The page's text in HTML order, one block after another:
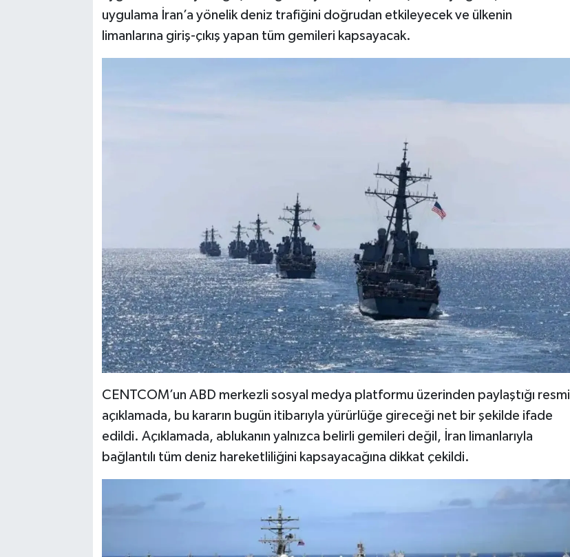
uygulama İran’a yönelik deniz trafiğini doğrudan etkileyecek ve ülkenin
limanlarına giriş-çıkış yapan tüm gemileri kapsayacak.
CENTCOM’un ABD merkezli sosyal medya platformu üzerinden paylaştığı resmi
açıklamada, bu kararın bugün itibarıyla yürürlüğe gireceği net bir şekilde ifade
edildi. Açıklamada, ablukanın yalnızca belirli gemileri değil, İran limanlarıyla
bağlantılı tüm deniz hareketliliğini kapsayacağına dikkat çekildi.